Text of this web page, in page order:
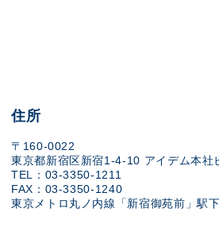
住所
〒160-0022
東京都新宿区新宿1-4-10 アイデム本社
TEL：03-3350-1211
FAX：03-3350-1240
東京メトロ丸ノ内線「新宿御苑前」駅